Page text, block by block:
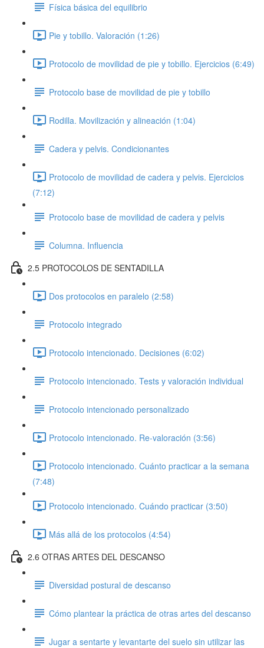
Física básica del equilibrio
Pie y tobillo. Valoración (1:26)
Protocolo de movilidad de pie y tobillo. Ejercicios (6:49)
Protocolo base de movilidad de pie y tobillo
Rodilla. Movilización y alineación (1:04)
Cadera y pelvis. Condicionantes
Protocolo de movilidad de cadera y pelvis. Ejercicios
(7:12)
Protocolo base de movilidad de cadera y pelvis
Columna. Influencia
2.5 PROTOCOLOS DE SENTADILLA
Dos protocolos en paralelo (2:58)
Protocolo integrado
Protocolo intencionado. Decisiones (6:02)
Protocolo intencionado. Tests y valoración individual
Protocolo intencionado personalizado
Protocolo intencionado. Re-valoración (3:56)
Protocolo intencionado. Cuánto practicar a la semana
(7:48)
Protocolo intencionado. Cuándo practicar (3:50)
Más allá de los protocolos (4:54)
2.6 OTRAS ARTES DEL DESCANSO
Diversidad postural de descanso
Cómo plantear la práctica de otras artes del descanso
Jugar a sentarte y levantarte del suelo sin utilizar las